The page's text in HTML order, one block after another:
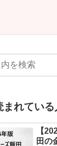
まれてい
【
田の